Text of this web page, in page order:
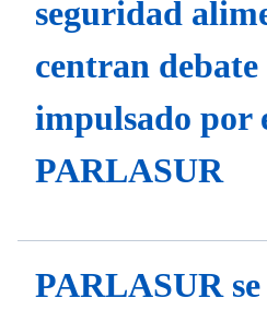
seguridad
centran
impulsado por
PARLASUR
PARLASUR se